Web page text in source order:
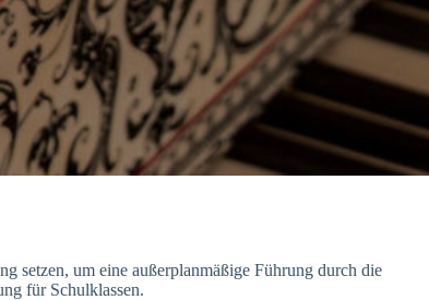
setzen, um eine außerplanmäßige Führung durch die
für Schulklassen.